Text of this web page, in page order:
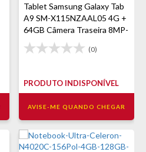
Tablet Samsung Galaxy Tab
A9 SM-X115NZAAL05 4G +
64GB Câmera Traseira 8MP-
Grafite
(0)
PRODUTO INDISPONÍVEL
AVISE-ME QUANDO CHEGAR